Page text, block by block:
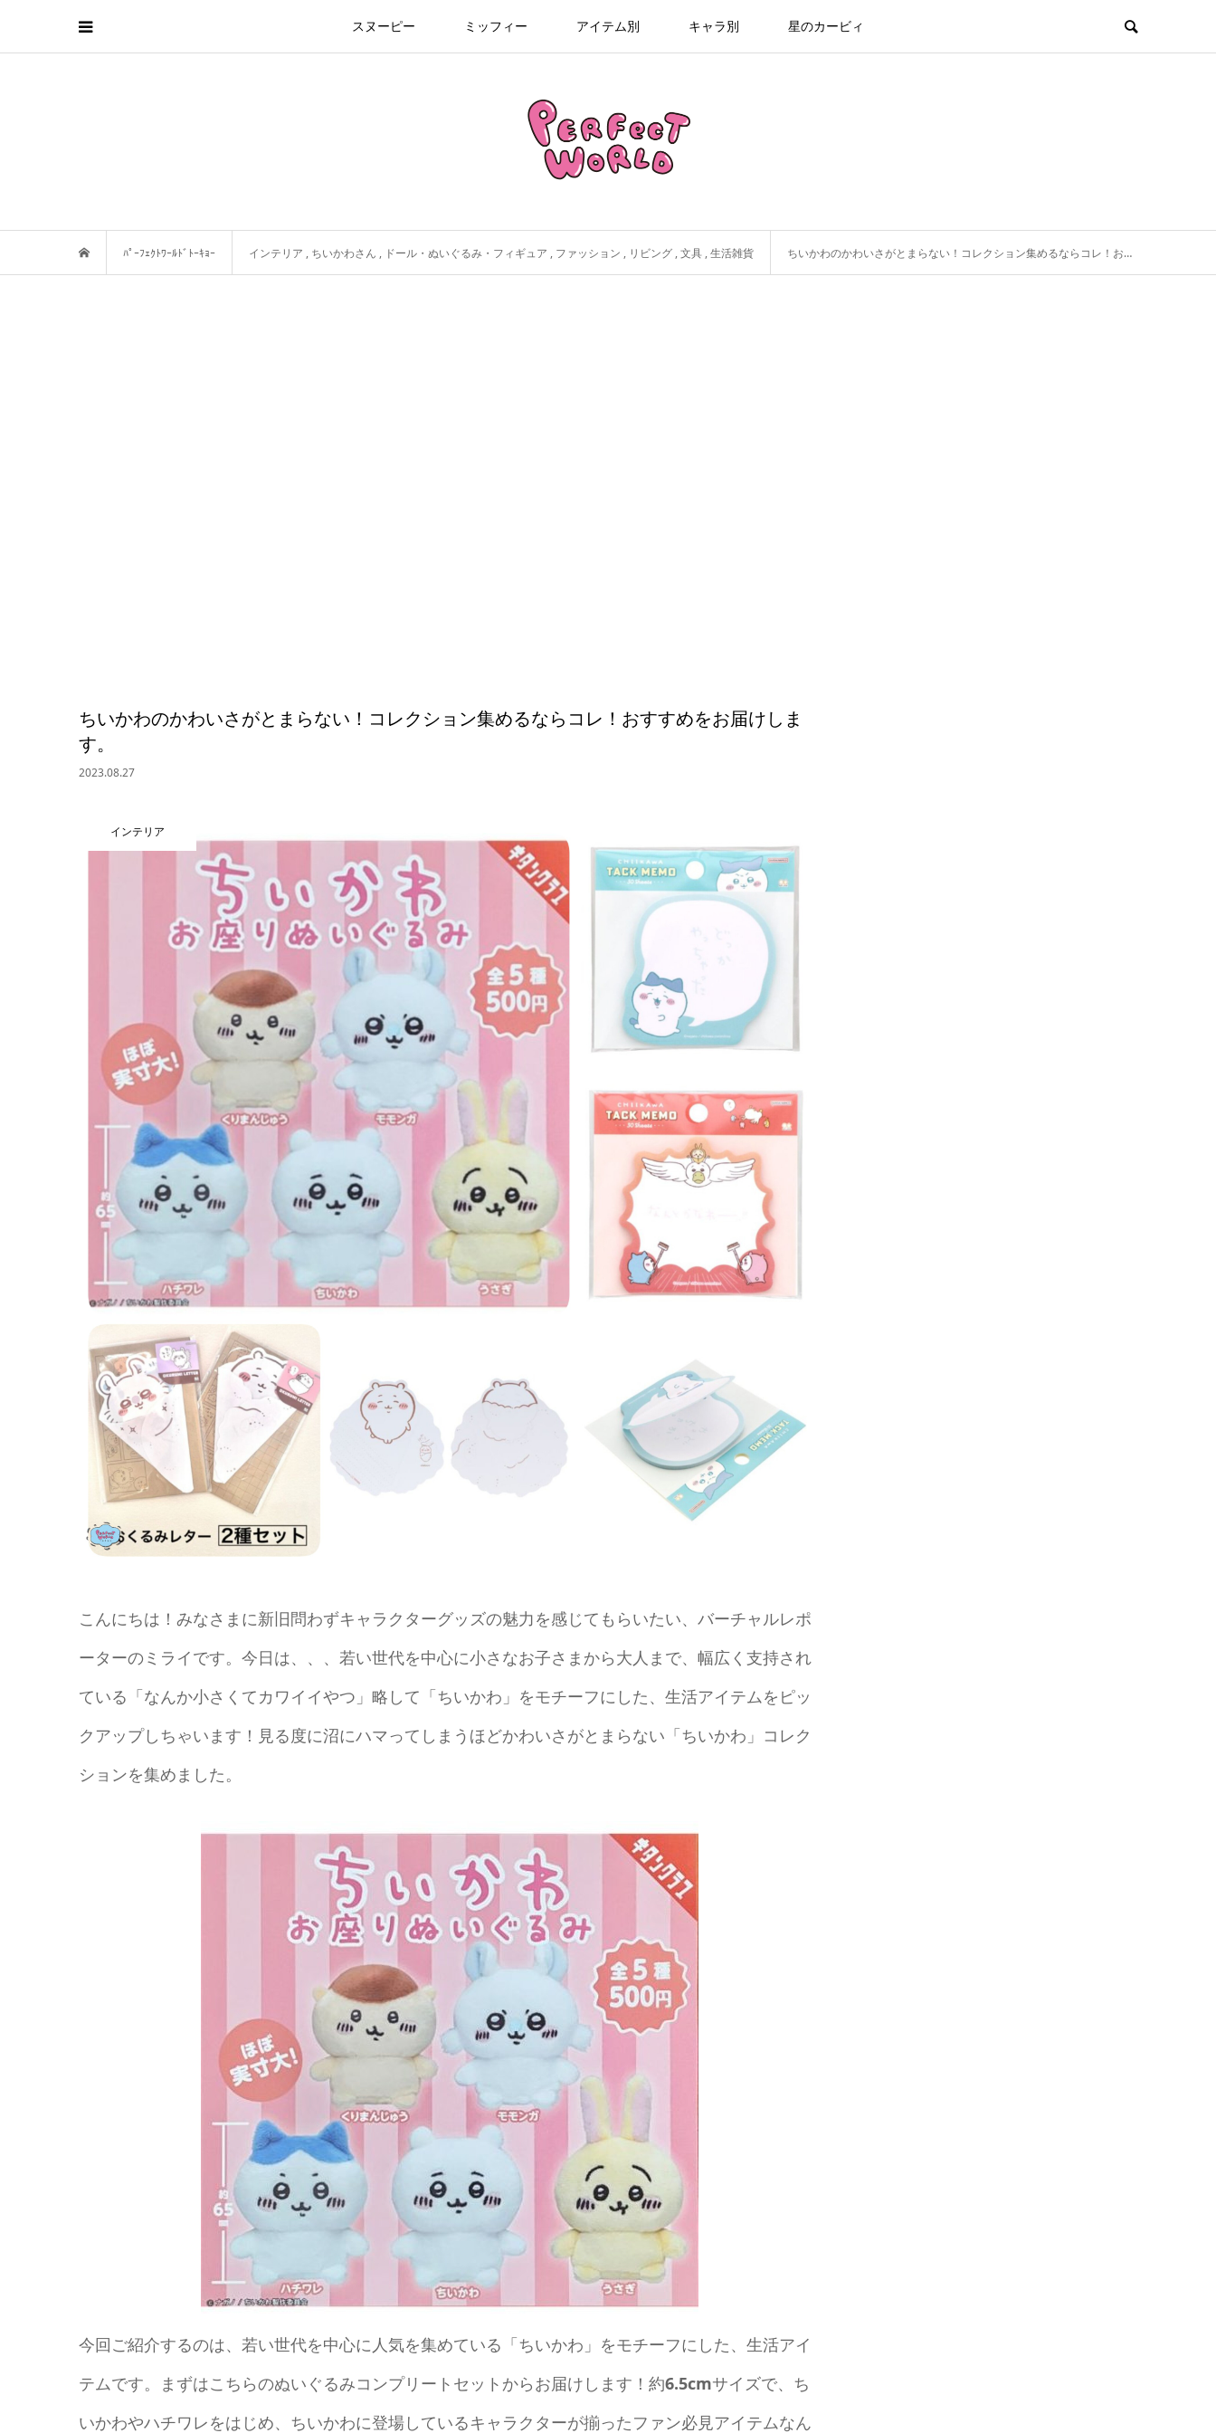
スヌーピー ミッフィー アイテム別 キャラ別 星のカービィ
ﾊﾟｰﾌｪｸﾄﾜｰﾙﾄﾞﾄｰｷｮｰ インテリア , ちいかわさん , ドール・ぬいぐるみ・フィギュア , ファッション , リビング ,文具 ,生活雑貨 ちいかわのかわいさがとまらない！コレクション集めるならコレ！おすすめをお届けします。
ちいかわのかわいさがとまらない！コレクション集めるならコレ！おすすめをお届けしま
す。
2023.08.27
インテリア
こんにちは！みなさまに新旧問わずキャラクターグッズの魅力を感じてもらいたい、バーチャルレポ
ーターのミライです。今日は、、、若い世代を中心に小さなお子さまから大人まで、幅広く支持され
ている「なんか小さくてカワイイやつ」略して「ちいかわ」をモチーフにした、生活アイテムをピッ
クアップしちゃいます！見る度に沼にハマってしまうほどかわいさがとまらない「ちいかわ」コレク
ションを集めました。
今回ご紹介するのは、若い世代を中心に人気を集めている「ちいかわ」をモチーフにした、生活アイ
テムです。まずはこちらのぬいぐるみコンプリートセットからお届けします！約6.5cmサイズで、ち
いかわやハチワレをはじめ、ちいかわに登場しているキャラクターが揃ったファン必見アイテムなん